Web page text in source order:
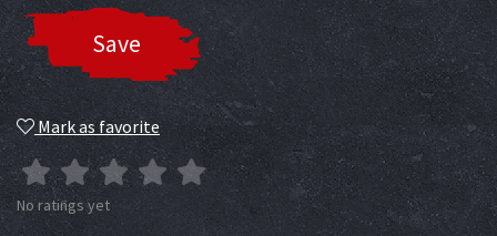
Save
Mark as favorite
No ratings yet